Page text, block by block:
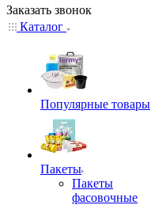
Заказать звонок
Каталог
Популярные товары
Пакеты
Пакеты
фасовочные